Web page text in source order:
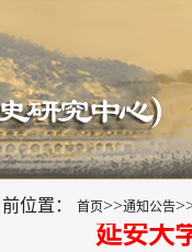
位置： 首页>>通知公告
延安大